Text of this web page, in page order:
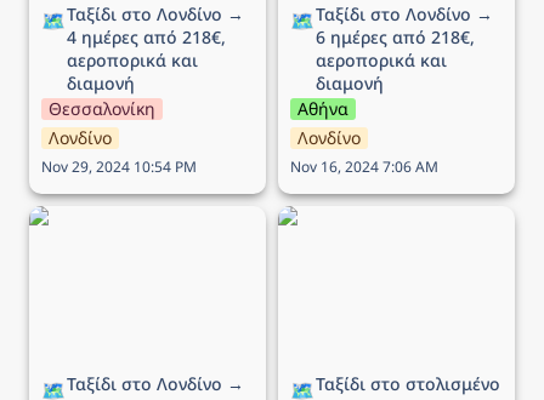
🗺️Ταξίδι στο Λονδίνο →
4 ημέρες από 218€,
αεροπορικά και
διαμονή
Θεσσαλονίκη
Λονδίνο
Nov 29, 2024 10:54 PM
🗺️Ταξίδι στο Λονδίνο →
6 ημέρες από 218€,
αεροπορικά και
διαμονή
Αθήνα
Λονδίνο
Nov 16, 2024 7:06 AM
Ταξίδι στο Λονδίνο → 5
🗺️Ταξίδι στο Λονδίνο →
Ταξίδι στο στολισμένο
🗺️Ταξίδι στο στολισμένο